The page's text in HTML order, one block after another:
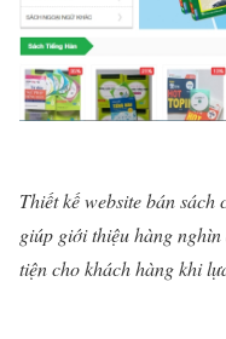
Thiết kế website bán
giúp giới thiệu hàng
tiện cho khách hàng khi